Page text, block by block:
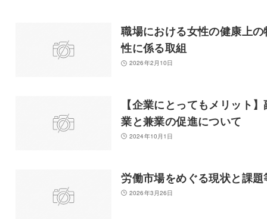
職場における女性の健康上の
性に係る取組
2026年2月10日
【企業にとってもメリット】
業と兼業の促進について
2024年10月1日
労働市場をめぐる現状と課題
2026年3月26日